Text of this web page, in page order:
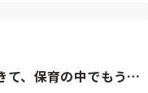
て、保育の中でもうま